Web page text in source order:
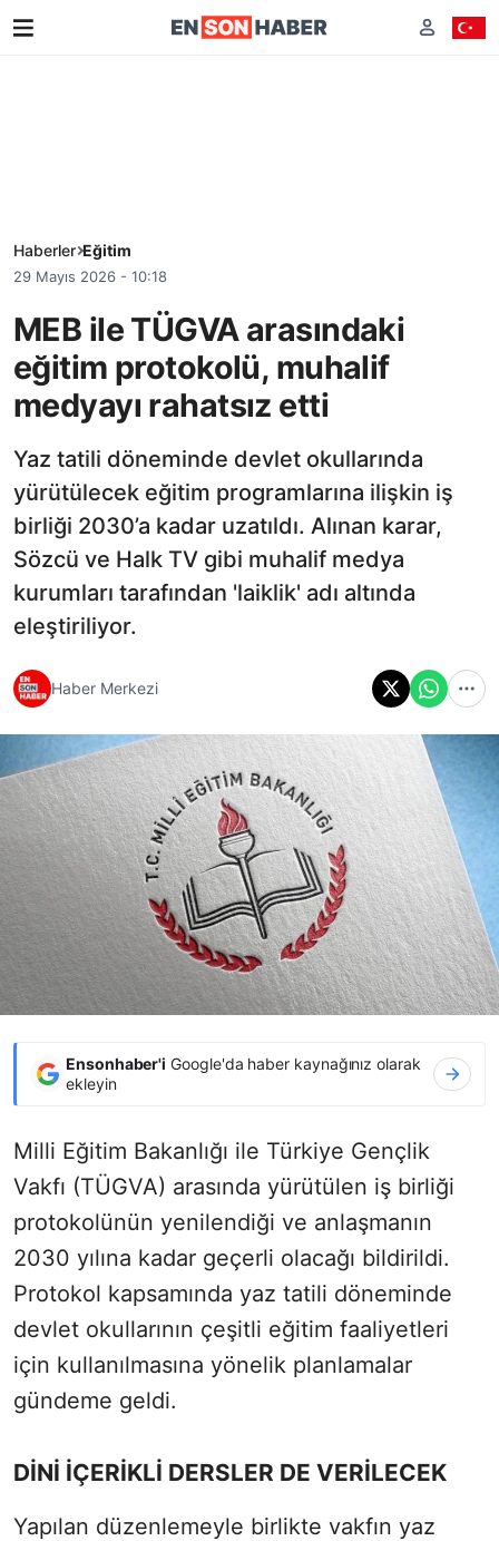
Haberler Eğitim
29 Mayıs 2026 - 10:18
MEB ile TÜGVA arasındaki
eğitim protokolü, muhalif
medyayı rahatsız etti
Yaz tatili döneminde devlet okullarında
yürütülecek eğitim programlarına ilişkin iş
birliği 2030’a kadar uzatıldı. Alınan karar,
Sözcü ve Halk TV gibi muhalif medya
kurumları tarafından 'laiklik' adı altında
eleştiriliyor.
Haber Merkezi
Ensonhaber'i Google'da haber kaynağınız olarak
ekleyin
Milli Eğitim Bakanlığı ile Türkiye Gençlik
Vakfı (TÜGVA) arasında yürütülen iş birliği
protokolünün yenilendiği ve anlaşmanın
2030 yılına kadar geçerli olacağı bildirildi.
Protokol kapsamında yaz tatili döneminde
devlet okullarının çeşitli eğitim faaliyetleri
için kullanılmasına yönelik planlamalar
gündeme geldi.
DİNİ İÇERİKLİ DERSLER DE VERİLECEK
Yapılan düzenlemeyle birlikte vakfın yaz